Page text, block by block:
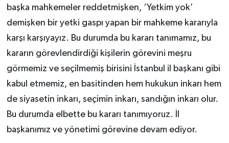
başka mahkemeler reddetmişken, ‘Yetkim yok’
demişken bir yetki gaspı yapan bir mahkeme kararıyla
karşı karşıyayız. Bu durumda bu kararı tanımamız, bu
kararın görevlendirdiği kişilerin görevini meşru
görmemiz ve seçilmemiş birisini İstanbul il başkanı gibi
kabul etmemiz, en basitinden hem hukukun inkarı hem
de siyasetin inkarı, seçimin inkarı, sandığın inkarı olur.
Bu durumda elbette bu kararı tanımıyoruz. İl
başkanımız ve yönetimi görevine devam ediyor.